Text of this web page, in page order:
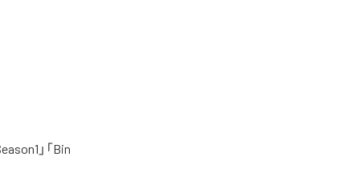
」「Bin